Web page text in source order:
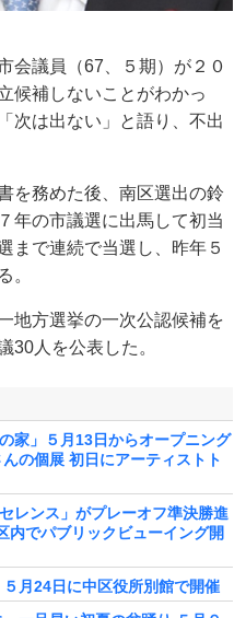
会議員（67、５期）が２０
候補しないことがわかっ
次は出ない」と語り、不出
を務めた後、南区選出の鈴
年の市議選に出馬して初当
まで連続で当選し、昨年５
。
地方選挙の一次公認候補を
30人を公表した。
家」５月13日からオープニング
の個展 初日にアーティストト
レンス」がプレーオフ準決勝進
でパブリックビューイング開
月24日に中区役所別館で開催